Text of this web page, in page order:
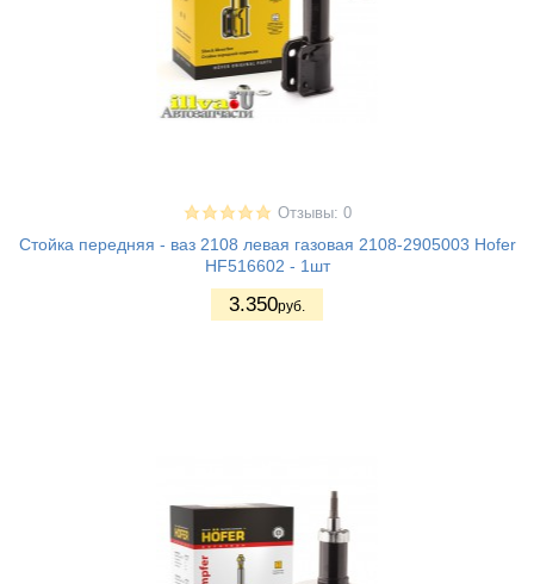
Отзывы: 0
Стойка передняя - ваз 2108 левая газовая 2108-2905003 Hofer
HF516602 - 1шт
3.350руб.